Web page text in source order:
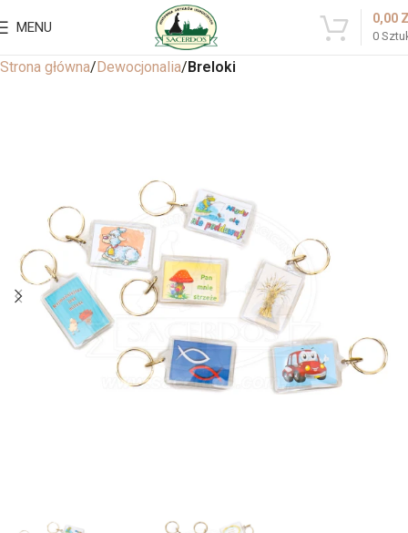
MENU
0
0,00
Strona główna Dewocjonalia Breloki